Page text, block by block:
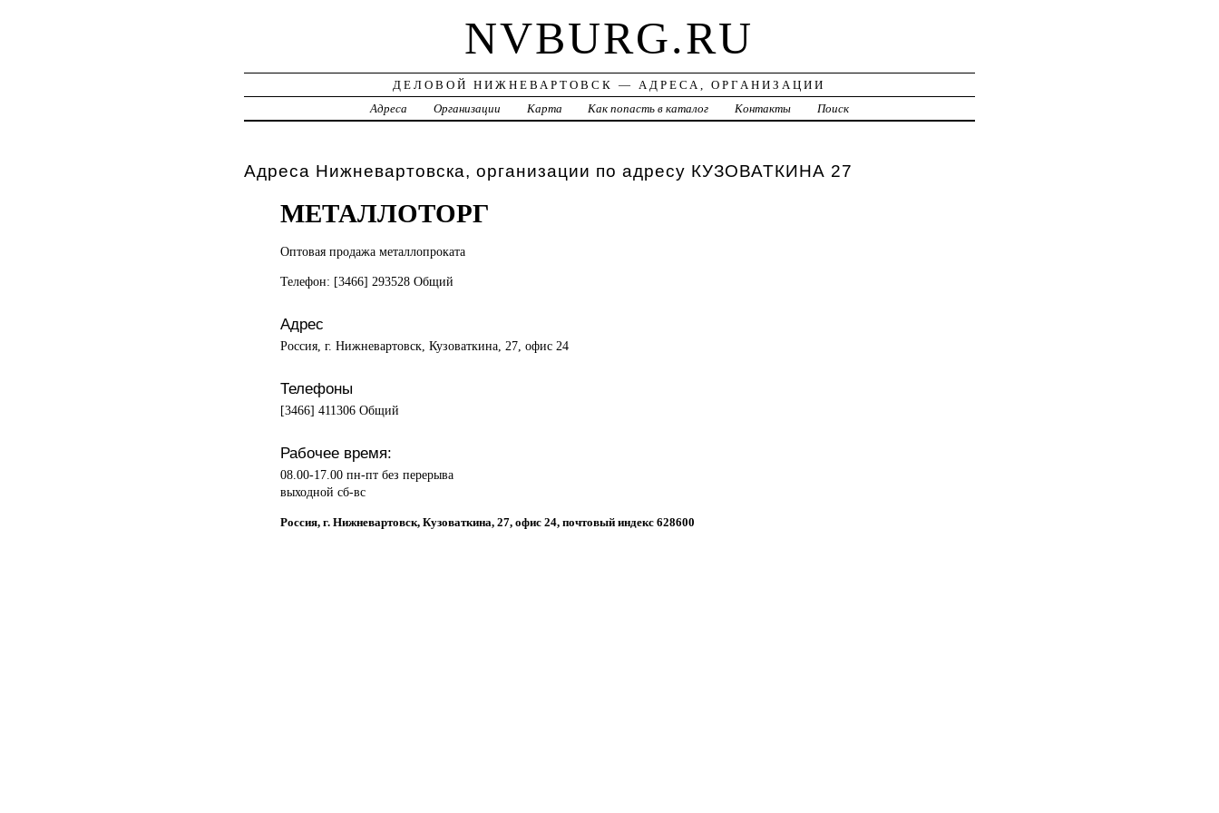
NVBURG.RU
ДЕЛОВОЙ НИЖНЕВАРТОВСК — АДРЕСА, ОРГАНИЗАЦИИ
Адреса
Организации Карта Как попасть в каталог Контакты Поиск
Адреса Нижневартовска, организации по адресу КУЗОВАТКИНА 27
МЕТАЛЛОТОРГ
Оптовая продажа металлопроката
Телефон: [3466] 293528 Общий
Адрес
Россия, г. Нижневартовск, Кузоваткина, 27, офис 24
Телефоны
[3466] 411306 Общий
Рабочее время:
08.00-17.00 пн-пт без перерыва
выходной сб-вс
Россия, г. Нижневартовск, Кузоваткина, 27, офис 24, почтовый индекс 628600